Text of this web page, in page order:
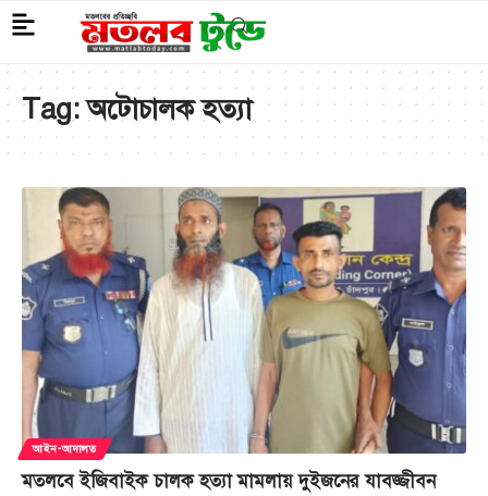
Tag:অটোচালক হত্যা
আইন-আদালত
মতলবে ইজিবাইক চালক হত্যা মামলায় দুইজনের যাবজ্জীবন